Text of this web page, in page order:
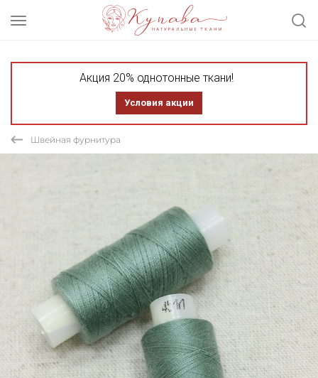
Акция 20% однотонные ткани!
Условия акции
Швейная фурнитура